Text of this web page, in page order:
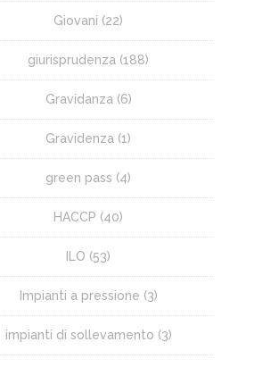
Giovani (22)
giurisprudenza (188)
Gravidanza (6)
Gravidenza (1)
green pass (4)
HACCP (40)
ILO (53)
Impianti a pressione (3)
impianti di sollevamento (3)